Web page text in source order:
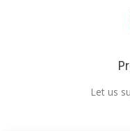
Let us